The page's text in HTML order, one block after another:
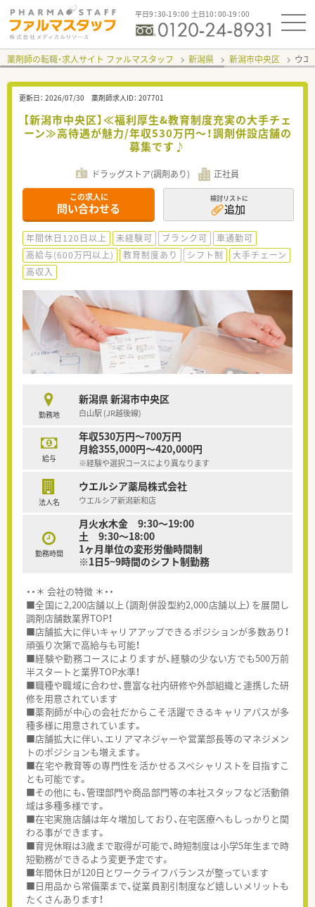
平日9：30-19：00 土日10：00-19：00
薬剤師の転職・求人サイト ファルマスタッフ 新潟県 新潟市中央区 ウエ
更新日： 2026/07/30 薬剤師求人ID： 207701
【新潟市中央区】≪福利厚生&教育制度充実の大手チェ
ーン≫高待遇が魅力/年収530万円～！調剤併設店舗の
募集です♪
ドラッグストア(調剤あり) 正社員
この求人に
問い合わせる
検討リストに
追加
年間休日120日以上 未経験可 ブランク可
車通勤可
高給与(600万円以上)
教育制度あり シフト制
大手チェーン
高収入
勤務地
新潟県 新潟市中央区
白山駅 (JR越後線)
給与
年収530万円～700万円
月給355,000円～420,000円
※経験や選択コースにより異なります
法人名
ウエルシア薬局株式会社
ウエルシア新潟新和店
勤務時間
月火水木金 9:30～19:00
土 9:30～18:00
1ヶ月単位の変形労働時間制
※1日5~9時間のシフト制勤務
・・＊ 会社の特徴 ＊・・
■全国に2,200店舗以上（調剤併設型約2,000店舗以上）を展開し
調剤店舗数業界TOP！
■店舗拡大に伴いキャリアアップできるポジションが多数あり！
頑張り次第で高給与も可能！
■経験や勤務コースによりますが、経験の少ない方でも500万前
半スタートと業界TOP水準！
■職種や職域に合わせ、豊富な社内研修や外部組織と連携した研
修を用意されています
■薬剤師が中心の会社だからこそ活躍できるキャリアパスが多
種多様に用意されています。
■店舗拡大に伴い、エリアマネジャーや営業部長等のマネジメン
トのポジションも増えます。
■在宅や教育等の専門性を活かせるスペシャリストを目指すこ
とも可能です。
■その他にも、管理部門や商品部門等の本社スタッフなど活動領
域は多種多様です。
■在宅実施店舗は年々増加しており、在宅医療へもしっかりと関
わる事ができます。
■育児休暇は3歳まで取得が可能で、時短制度は小学5年生まで時
短勤務ができるよう変更予定です。
■年間休日が120日とワークライフバランスが整っています
■日用品から常備薬まで、従業員割引制度など嬉しいメリットも
たくさんあります！